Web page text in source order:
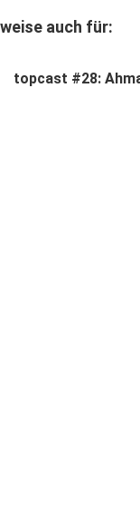
auch für:
topcast #28: